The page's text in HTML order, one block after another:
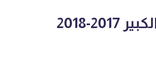
2018